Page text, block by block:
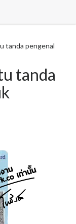
tanda pengenal
tanda